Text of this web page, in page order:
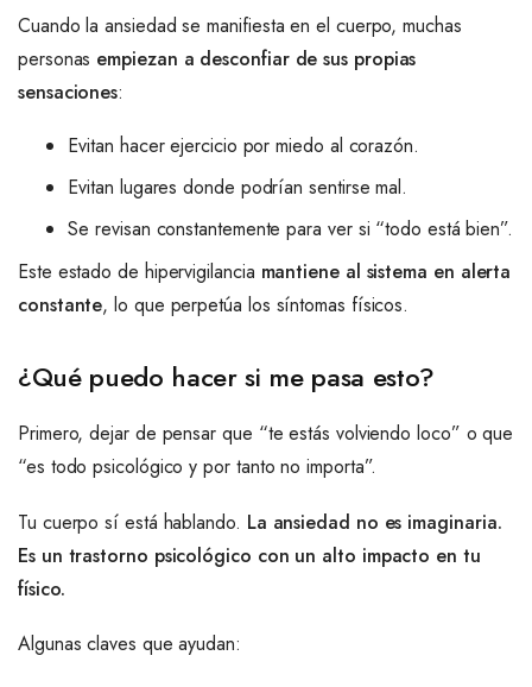
Cuando la ansiedad se manifiesta en el cuerpo, muchas
personas empiezan a desconfiar de sus propias
sensaciones:
Evitan hacer ejercicio por miedo al corazón.
Evitan lugares donde podrían sentirse mal.
Se revisan constantemente para ver si “todo está bien”.
Este estado de hipervigilancia mantiene al sistema en alerta
constante, lo que perpetúa los síntomas físicos.
¿Qué puedo hacer si me pasa esto?
Primero, dejar de pensar que “te estás volviendo loco” o que
“es todo psicológico y por tanto no importa”.
Tu cuerpo sí está hablando. La ansiedad no es imaginaria.
Es un trastorno psicológico con un alto impacto en tu
físico.
Algunas claves que ayudan: